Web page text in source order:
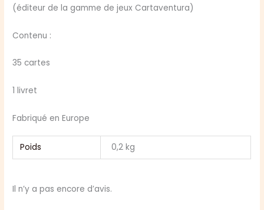
(éditeur de la gamme de jeux Cartaventura)
Contenu :
35 cartes
1 livret
Fabriqué en Europe
Poids 0,2 kg
Il n’y a pas encore d’avis.